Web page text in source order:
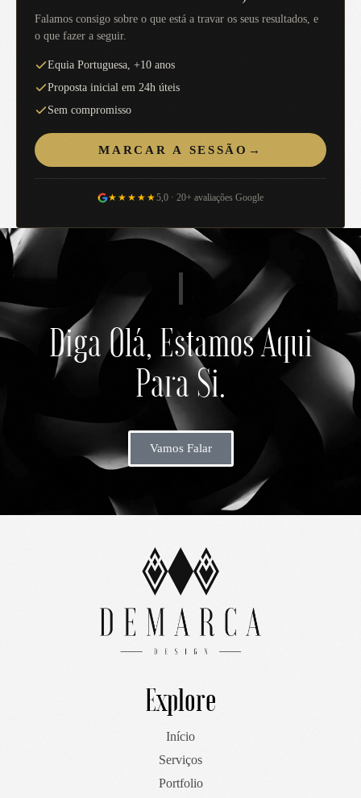
Falamos consigo sobre o que está a travar os seus resultados, e
o que fazer a seguir.
Equia Portuguesa, +10 anos
Proposta inicial em 24h úteis
Sem compromisso
MARCAR A SESSÃO →
★★★★★5,0 · 20+ avaliações Google
Diga Olá, Estamos Aqui
Para Si.
Vamos Falar
Explore
Início
Serviços
Portfolio